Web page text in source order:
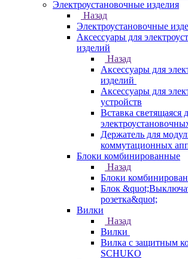
Электроустановочные изделия
Назад
Электроустановочные
Аксессуары для
изделий
Назад
Аксессуары для
изделий
Аксессуары для
устройств
Вставка светящаяся
Держатель для
коммутационных
Блоки комбинированные
Назад
Блоки
Блок
розетка&quot;
Вилки
Назад
Вилки
Вилка с защитным
SCHUKO